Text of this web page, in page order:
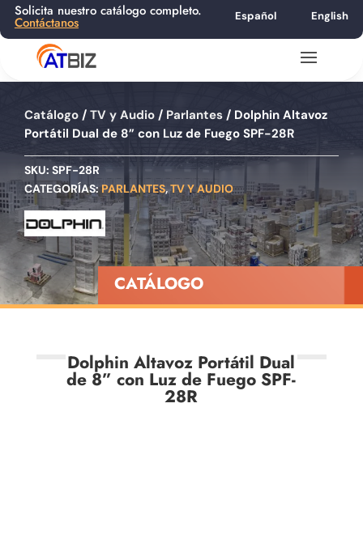
Solicita nuestro catálogo completo.
Contáctanos Español English
Catálogo / TV y Audio / Parlantes / Dolphin Altavoz
Portátil Dual de 8” con Luz de Fuego SPF-28R
SKU: SPF-28R
CATEGORÍAS:PARLANTES,TV Y AUDIO
CATÁLOGO
Dolphin Altavoz Portátil Dual
de 8” con Luz de Fuego SPF-
28R